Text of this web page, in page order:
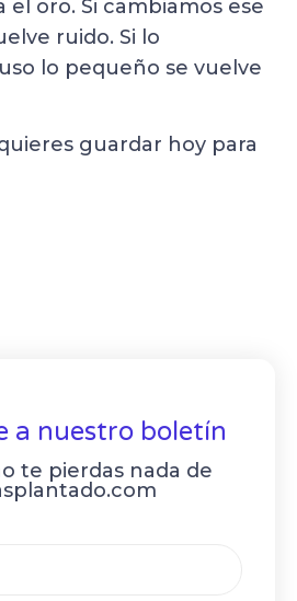
el oro. Si cambiamos ese
ruido. Si lo
lo pequeño se vuelve
guardar hoy para
a nuestro boletín
te pierdas nada de